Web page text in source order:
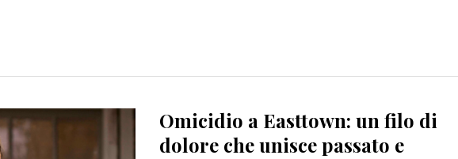
Omicidio a Easttown: un filo di
dolore che unisce passato e